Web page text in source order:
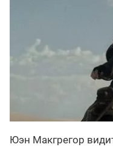
Юэн Макгрегор